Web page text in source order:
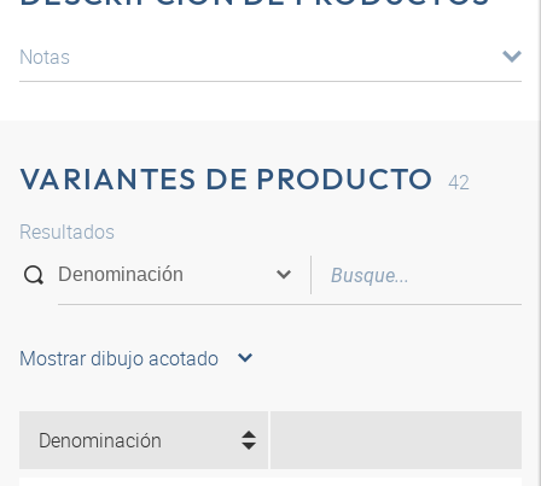
Notas
VARIANTES DE PRODUCTO
42
Resultados
Mostrar dibujo acotado
Denominación